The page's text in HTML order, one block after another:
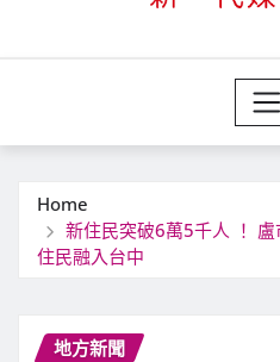
Home
新住民突破6萬5千人 ！
住民融入台中
地方新聞